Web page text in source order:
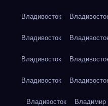
Владивосток
Владивосток
Владивосток
Владивосток
Владивосток